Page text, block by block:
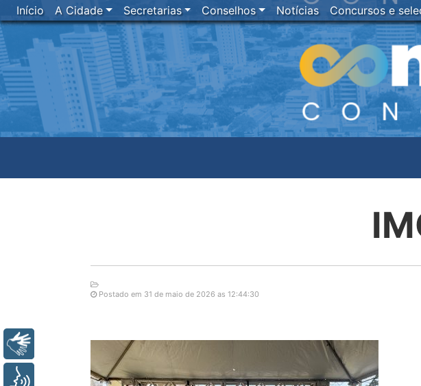
Início A Cidade Secretarias Conselhos Notícias Concursos e
Postado em 31 de maio de 2026 as 12:44:30